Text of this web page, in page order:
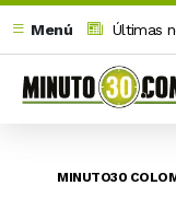
Menú
Últimas
MINUTO30